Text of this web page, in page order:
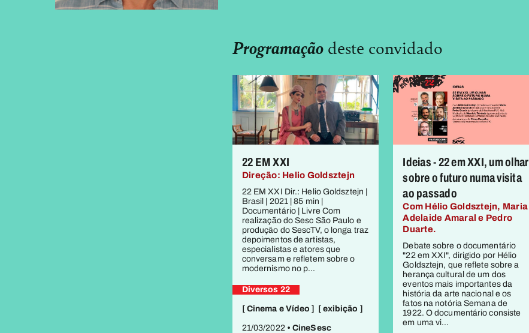
Programaçãodeste convidado
22 EM XXI
Direção: Helio Goldsztejn
22 EM XXI Dir.: Helio Goldsztejn |
Brasil | 2021 | 85 min |
Documentário | Livre Com
realização do Sesc São Paulo e
produção do SescTV, o longa traz
depoimentos de artistas,
especialistas e atores que
conversam e refletem sobre o
modernismo no p...
Diversos 22
[ Cinema e Vídeo ] [ exibição ]
21/03/2022 • CineSesc
Ideias - 22 em XXI, um olhar
sobre o futuro numa visita
ao passado
Com Hélio Goldsztejn, Maria
Adelaide Amaral e Pedro
Duarte.
Debate sobre o documentário
"22 em XXI", dirigido por Hélio
Goldsztejn, que reflete sobre a
herança cultural de um dos
eventos mais importantes da
história da arte nacional e os
fatos na notória Semana de
1922. O documentário consiste
em uma vi...